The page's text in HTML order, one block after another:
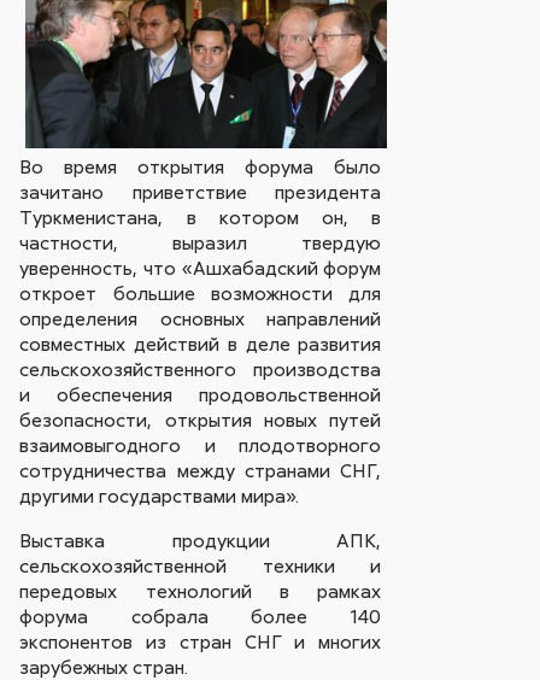
Во время открытия форума было
зачитано приветствие президента
Туркменистана, в котором он, в
частности, выразил твердую
уверенность, что «Ашхабадский форум
откроет большие возможности для
определения основных направлений
совместных действий в деле развития
сельскохозяйственного производства
и обеспечения продовольственной
безопасности, открытия новых путей
взаимовыгодного и плодотворного
сотрудничества между странами СНГ,
другими государствами мира».
Выставка продукции АПК,
сельскохозяйственной техники и
передовых технологий в рамках
форума собрала более 140
экспонентов из стран СНГ и многих
зарубежных стран.